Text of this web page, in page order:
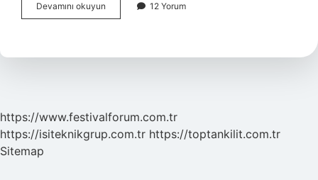
Devamını okuyun
doktor
edilir
12 Yorum
https://www.festivalforum.com.tr
https://isiteknikgrup.com.tr https://toptankilit.com.tr
Sitemap